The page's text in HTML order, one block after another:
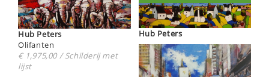
Hub Peters
Olifanten
€ 1,975,00 / Schilderij met
lijst
Hub Peters